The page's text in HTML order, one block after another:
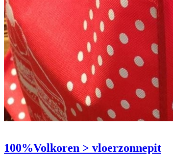
100%Volkoren > vloerzonnepit